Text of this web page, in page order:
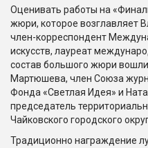
Оценивать работы на
жюри, которое возглавляет
член-корреспондент
искусств, лауреат
состав большого жюри
Мартюшева, член Союза
Фонда «Светлая Идея» и
председатель
Чайковского городского
Традиционно награждение